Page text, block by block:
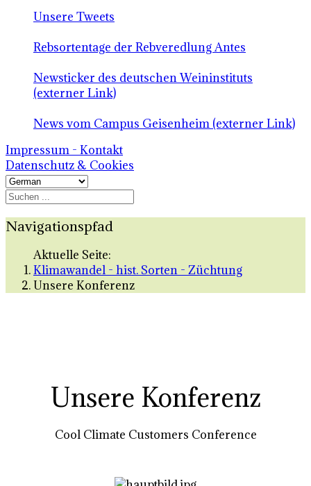
Unsere Tweets
Rebsortentage der Rebveredlung Antes
Newsticker des deutschen Weininstituts
(externer Link)
News vom Campus Geisenheim (externer Link)
Impressum - Kontakt
Datenschutz & Cookies
Navigationspfad
Aktuelle Seite:
Klimawandel - hist. Sorten - Züchtung
Unsere Konferenz
Unsere Konferenz
Cool Climate Customers Conference